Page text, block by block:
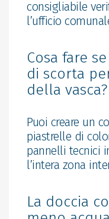
consigliabile
l’ufficio
Cosa fare
di scorta
della vasca?
Puoi creare un
piastrelle di
pannelli tecnici
l’intera zona
La doccia